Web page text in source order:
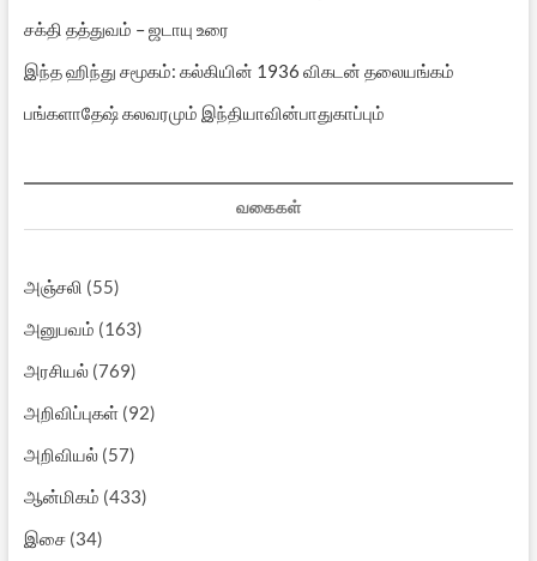
சக்தி தத்துவம் – ஜடாயு உரை
இந்த ஹிந்து சமூகம்: கல்கியின் 1936 விகடன் தலையங்கம்
பங்களாதேஷ் கலவரமும் இந்தியாவின்பாதுகாப்பும்
வகைகள்
அஞ்சலி (55)
அனுபவம் (163)
அரசியல்(769)
அறிவிப்புகள்(92)
அறிவியல்(57)
ஆன்மிகம் (433)
இசை(34)